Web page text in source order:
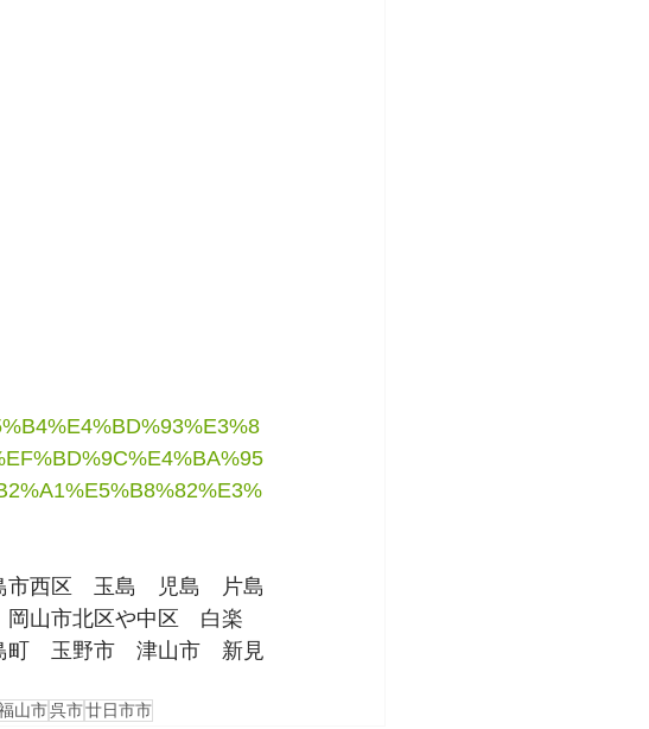
西区　玉島　児島　片島
山市北区や中区　白楽
　玉野市　津山市　新見
山市呉市廿日市市